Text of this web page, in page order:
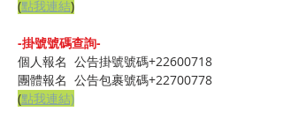
(點我連結)
-掛號號碼查詢-
個人報名  公告掛號號碼+22600718
團體報名  公告包裹號碼+22700778
(點我連結)